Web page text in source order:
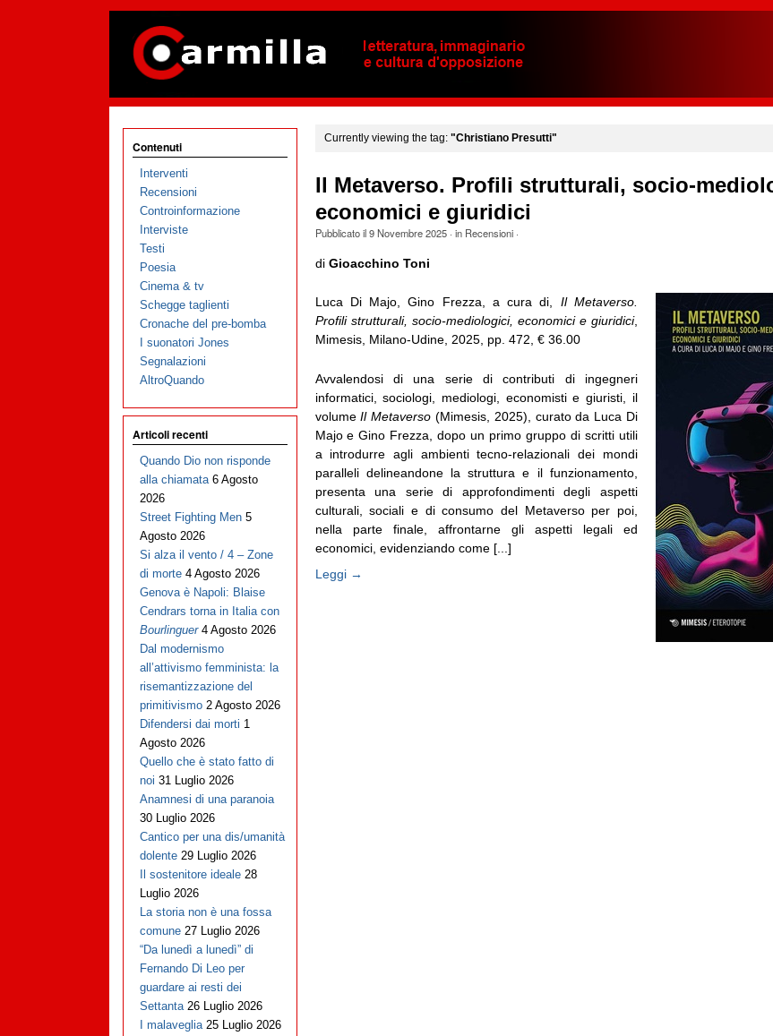
Currently viewing the tag: "Christiano Presutti"
Il Metaverso. Profili strutturali, socio-
economici e giuridici
Pubblicato il9 Novembre 2025· in Recensioni·
di Gioacchino Toni
Luca Di Majo, Gino Frezza, a cura di, Il Metaverso.
Profili strutturali, socio-mediologici, economici e giuridici,
Mimesis, Milano-Udine, 2025, pp. 472, € 36.00
Avvalendosi di una serie di contributi di ingegneri
informatici, sociologi, mediologi, economisti e giuristi, il
volumeIl Metaverso (Mimesis, 2025), curato da Luca Di
Majo e Gino Frezza, dopo un primo gruppo di scritti utili
a introdurre agli ambienti tecno-relazionali dei mondi
paralleli delineandone la struttura e il funzionamento,
presenta una serie di approfondimenti degli aspetti
culturali, sociali e di consumo del Metaverso per poi,
nella parte finale, affrontarne gli aspetti legali ed
economici, evidenziando come [...]
Leggi →
Contenuti
Interventi
Recensioni
Controinformazione
Interviste
Testi
Poesia
Cinema & tv
Schegge taglienti
Cronache del pre-bomba
I suonatori Jones
Segnalazioni
AltroQuando
Articoli recenti
Quando Dio non risponde
alla chiamata 6 Agosto
2026
Street Fighting Men 5
Agosto 2026
Si alza il vento / 4 – Zone
di morte 4 Agosto 2026
Genova è Napoli: Blaise
Cendrars torna in Italia con
Bourlinguer 4 Agosto 2026
Dal modernismo
all’attivismo femminista: la
risemantizzazione del
primitivismo 2 Agosto 2026
Difendersi dai morti 1
Agosto 2026
Quello che è stato fatto di
noi 31 Luglio 2026
Anamnesi di una paranoia
30 Luglio 2026
Cantico per una dis/umanità
dolente 29 Luglio 2026
Il sostenitore ideale 28
Luglio 2026
La storia non è una fossa
comune 27 Luglio 2026
“Da lunedì a lunedì” di
Fernando Di Leo per
guardare ai resti dei
Settanta 26 Luglio 2026
I malaveglia 25 Luglio 2026